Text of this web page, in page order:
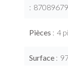
87089679
Pièces 4
Surface